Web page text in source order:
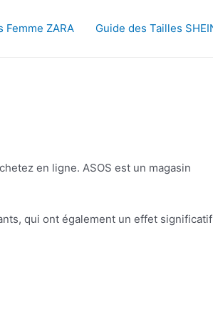
Femme ZARA Guide des Tailles
en ligne. ASOS est un magasin
qui ont également un effet